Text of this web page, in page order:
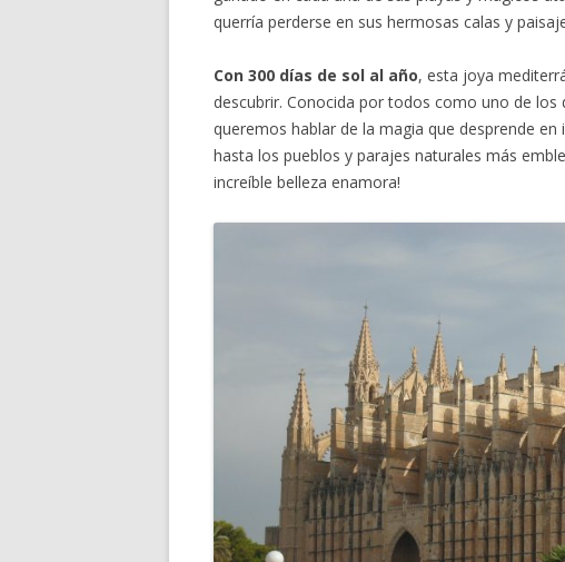
querría perderse en sus hermosas calas y
Con 300 días de sol al año, esta joya
descubrir. Conocida por todos como uno de
queremos hablar de la magia que desprende
hasta los pueblos y parajes naturales más
increíble belleza enamora!